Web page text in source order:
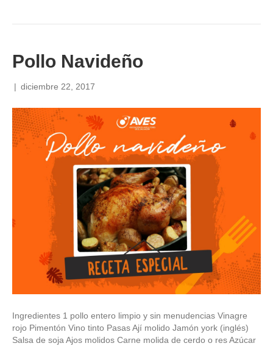
Pollo Navideño
| diciembre 22, 2017
Ingredientes 1 pollo entero limpio y sin menudencias Vinagre
rojo Pimentón Vino tinto Pasas Ají molido Jamón york (inglés)
Salsa de soja Ajos molidos Carne molida de cerdo o res Azúcar